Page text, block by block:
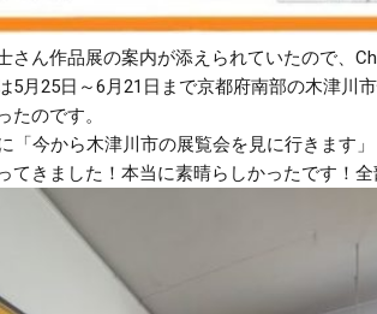
さん作品展の案内が添えられていたので、
5月25日～6月21日まで京都府南部の木津
たのです。
「今から木津川市の展覧会を見に行きます
てきました！本当に素晴らしかったです